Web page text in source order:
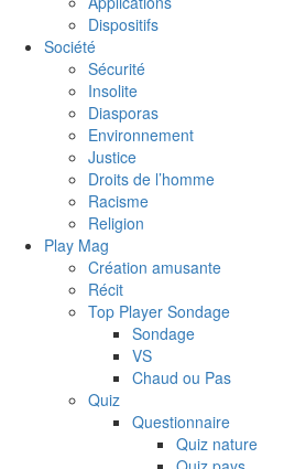
Dispositifs
Société
Sécurité
Insolite
Diasporas
Environnement
Justice
Droits de l’homme
Racisme
Religion
Play Mag
Création amusante
Récit
Top Player Sondage
Sondage
VS
Chaud ou Pas
Quiz
Questionnaire
Quiz nature